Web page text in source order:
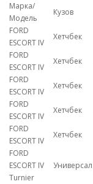
Марка/
Модель
Кузов
FORD
ESCORT IV
Хетчбек
FORD
ESCORT IV
Хетчбек
FORD
ESCORT IV
Хетчбек
FORD
ESCORT IV
Хетчбек
FORD
ESCORT IV
Хетчбек
FORD
ESCORT IV
Turnier
Универсал